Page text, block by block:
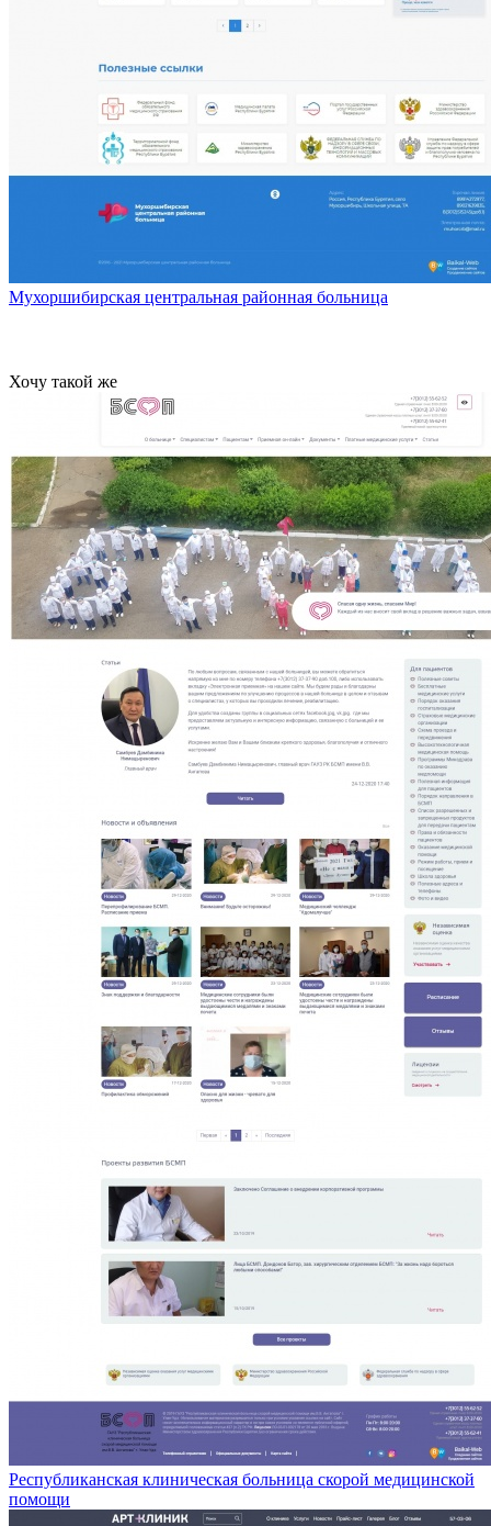
Мухоршибирская центральная районная больница
Хочу такой же
Республиканская клиническая больница скорой медицинской
помощи